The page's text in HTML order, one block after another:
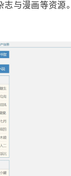
与漫画等资源。